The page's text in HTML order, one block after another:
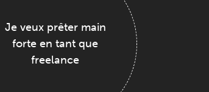
Je veux prêter main
forte en tant que
freelance